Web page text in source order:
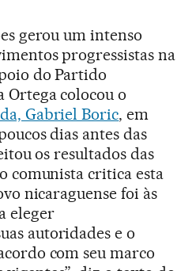
gerou um intenso
progressistas na
do Partido
Ortega colocou o
Gabriel Boric, em
dias antes das
os resultados das
comunista critica esta
nicaraguense foi às
eleger
autoridades e o
com seu marco